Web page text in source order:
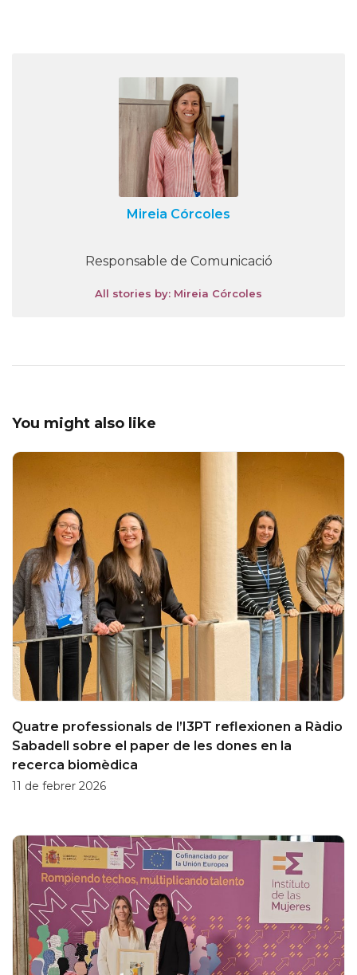
Mireia Córcoles
Responsable de Comunicació
All stories by: Mireia Córcoles
You might also like
Quatre professionals de l’I3PT reflexionen a Ràdio
Sabadell sobre el paper de les dones en la
recerca biomèdica
11 de febrer 2026